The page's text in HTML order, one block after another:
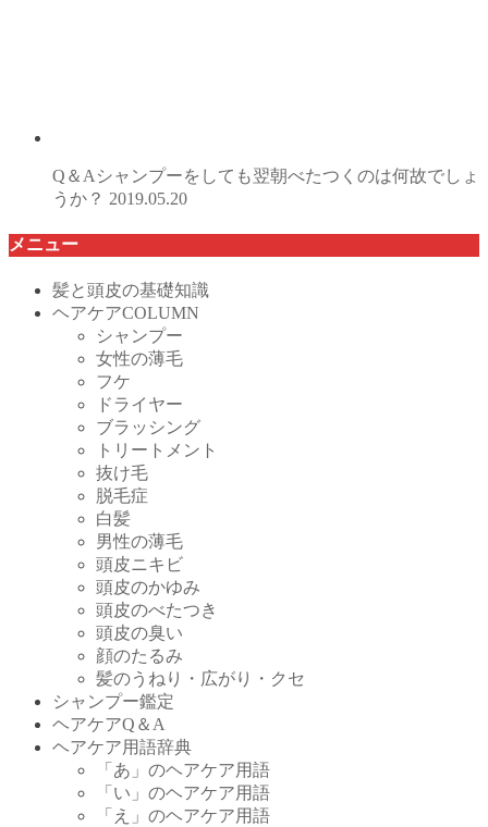
Q＆Aシャンプーをしても翌朝べたつくのは何故でしょ
うか？ 2019.05.20
メニュー
髪と頭皮の基礎知識
ヘアケアCOLUMN
シャンプー
女性の薄毛
フケ
ドライヤー
ブラッシング
トリートメント
抜け毛
脱毛症
白髪
男性の薄毛
頭皮ニキビ
頭皮のかゆみ
頭皮のべたつき
頭皮の臭い
顔のたるみ
髪のうねり・広がり・クセ
シャンプー鑑定
ヘアケアQ＆A
ヘアケア用語辞典
「あ」のヘアケア用語
「い」のヘアケア用語
「え」のヘアケア用語